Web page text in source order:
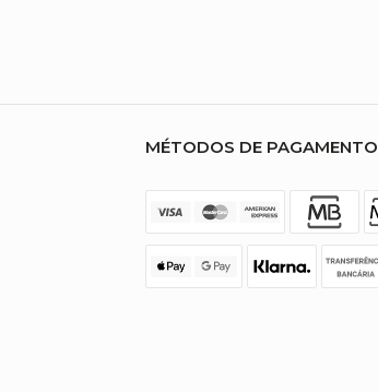
MÉTODOS DE PAGAMENTO